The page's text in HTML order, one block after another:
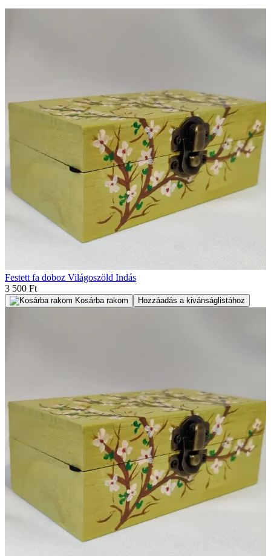
Festett fa doboz Világoszöld Indás
3 500 Ft
Kosárba rakom Hozzáadás a kivánságlistához